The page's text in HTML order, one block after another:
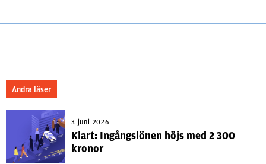
Andra läser
3 juni 2026
Klart: Ingångslönen höjs med 2 300
kronor